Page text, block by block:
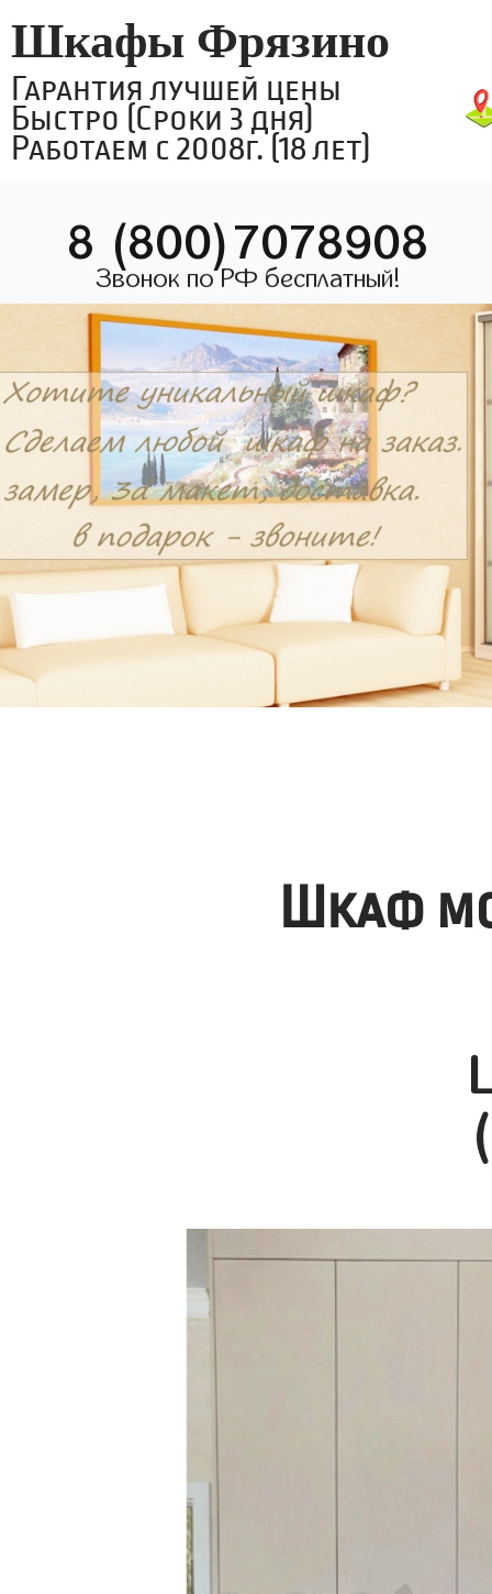
Шкафы Фрязино
Гарантия лучшей цены
Быстро (Сроки 3 дня)
Работаем с 2008г. (18 лет)
8 (800)7078908
Звонок по РФ бесплатный!
Шкаф